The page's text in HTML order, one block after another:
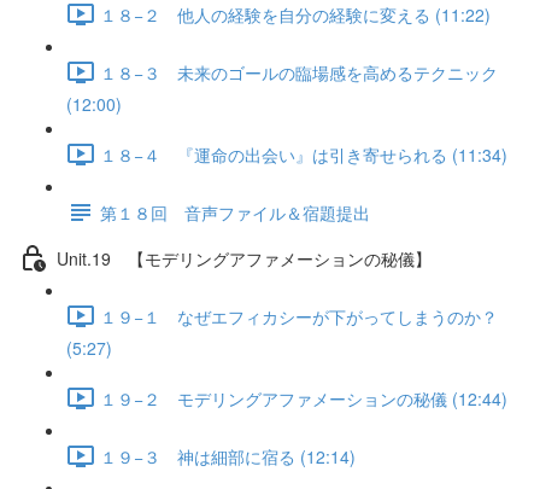
１８−２ 他人の経験を自分の経験に変える (11:22)
１８−３ 未来のゴールの臨場感を高めるテクニック
(12:00)
１８−４ 『運命の出会い』は引き寄せられる (11:34)
第１８回 音声ファイル＆宿題提出
Unit.19 【モデリングアファメーションの秘儀】
１９−１ なぜエフィカシーが下がってしまうのか？
(5:27)
１９−２ モデリングアファメーションの秘儀 (12:44)
１９−３ 神は細部に宿る (12:14)